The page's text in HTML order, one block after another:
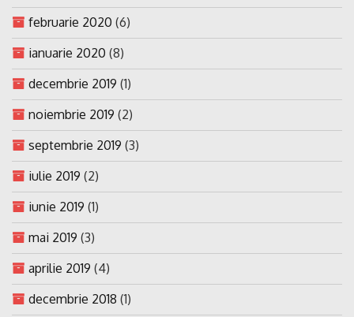
februarie 2020 (6)
ianuarie 2020 (8)
decembrie 2019 (1)
noiembrie 2019 (2)
septembrie 2019 (3)
iulie 2019 (2)
iunie 2019 (1)
mai 2019 (3)
aprilie 2019 (4)
decembrie 2018 (1)